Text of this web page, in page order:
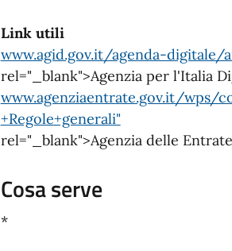
Link utili
www.agid.gov.it/agenda-
rel="_blank">Agenzia per l'Italia
www.agenziaentrate.gov.it/wps/
+Regole+generali"
rel="_blank">Agenzia delle Entrate
Cosa serve
*